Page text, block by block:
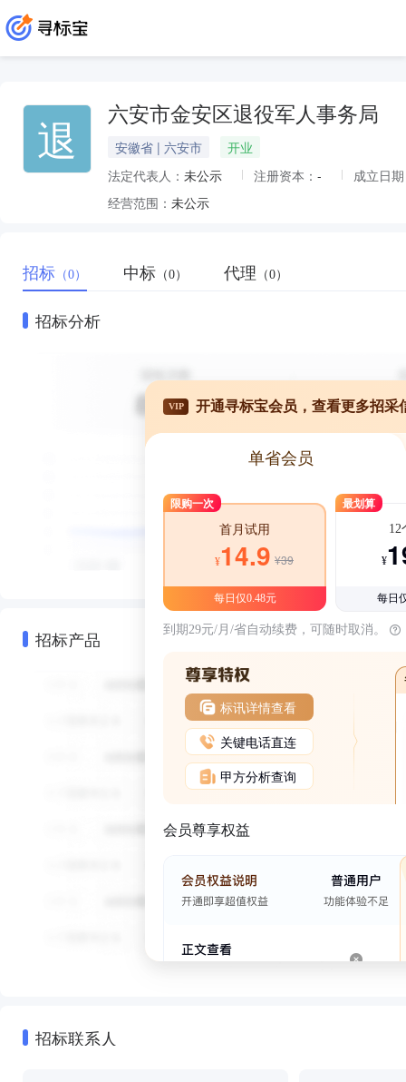
退 六安市金安区退役军人事务局
安徽省 | 六安市
开业
法定代表人： 未公示 注册资本： -
成立日
经营范围： 未公示
招标 （0） 中标 （0） 代理 （0）
招标分析
招标产品
VIP 开通寻标宝会员，查看更多招采
单省会员
限购一次
首月试用
¥14.9 ¥39
每日仅0.48元
最划算
12
¥
每日
到期29元/月/省自动续费，可随时取消。
标讯详情查看
关键电话直连
甲方分析查询
会员尊享权益
招标联系人